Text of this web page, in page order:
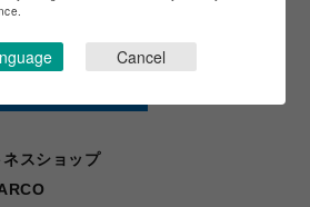
スショップ
Cancel